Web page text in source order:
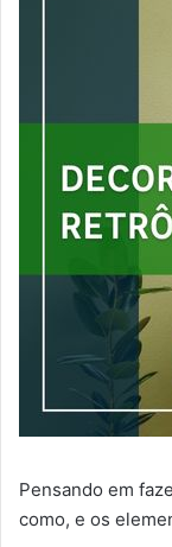
Pensando em
como, e os